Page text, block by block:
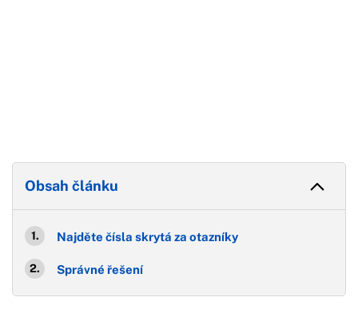
Obsah článku
Najděte čísla skrytá za otazníky
Správné řešení